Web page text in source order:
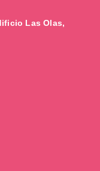
Las Olas,